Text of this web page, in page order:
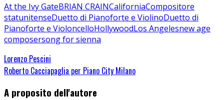
At the Ivy GateBRIAN CRAINCaliforniaCompositore
statunitenseDuetto di Pianoforte e ViolinoDuetto di
Pianoforte e VioloncelloHollywoodLos Angelesnew age
composersong for sienna
Lorenzo Pescini
Roberto Cacciapaglia per Piano City Milano
A proposito dell'autore